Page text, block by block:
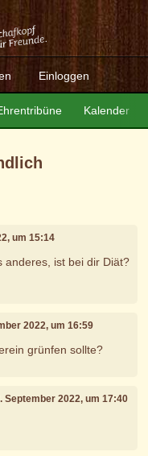
Einloggen
Kalender
um 15:14
anderes, ist bei dir Diät?
2022, um 16:59
grünfen sollte?
September 2022, um 17:40